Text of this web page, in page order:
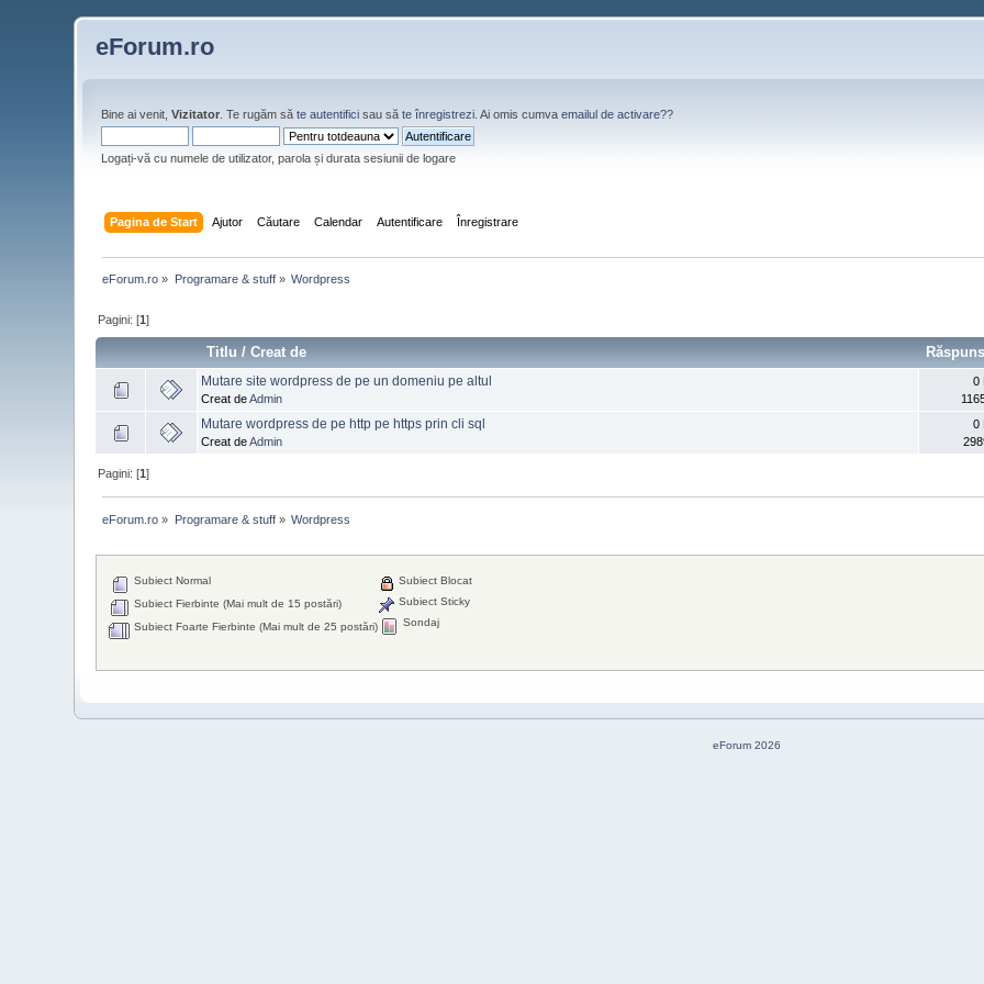
eForum.ro
Bine ai venit,Vizitator . Te rugăm săte autentifici sau săte înregistrezi . Ai omis cumvaemailul de activare??
Logați-vă cu numele de utilizator, parola și durata sesiunii de logare
Pagina de Start Ajutor Căutare Calendar Autentificare Înregistrare
eForum.ro » Programare & stuff» Wordpress
Pagini: [1]
Titlu /Creat de
Mutare site wordpress de pe un domeniu pe altul
Creat deAdmin
0
Mutare wordpress de pe http pe https prin cli sql
Creat deAdmin
0
Pagini: [1]
eForum.ro » Programare & stuff» Wordpress
Subiect Normal
Subiect Fierbinte (Mai mult de 15 postări)
Subiect Foarte Fierbinte (Mai mult de 25 postări)
Subiect Blocat
Subiect Sticky
Sondaj
eForum 2026